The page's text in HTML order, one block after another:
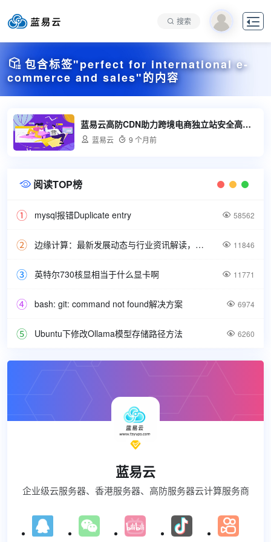
搜索 
 包含标签"perfect for international e-
commerce and sales"的内容
蓝易云高防CDN助力跨境电商独立站安全高效发展
 蓝易云  9 个月前
 阅读TOP榜
mysql报错Duplicate entry  58562
边缘计算：最新发展动态与行业资讯解读，洞悉技术前沿引领未来。  11846
英特尔730核显相当于什么显卡啊  11771
bash: git: command not found解决方案  6974
Ubuntu下修改Ollama模型存储路径方法  6260

蓝易云
企业级云服务器、香港服务器、高防服务器云计算服务商